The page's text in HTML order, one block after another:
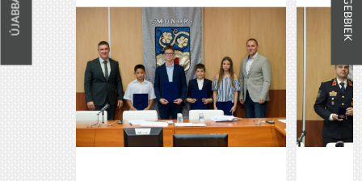
ÚJABBAK RÉGEBBIEK